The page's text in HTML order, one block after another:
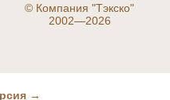
© Компания "Тэкско"
2002—2026
→